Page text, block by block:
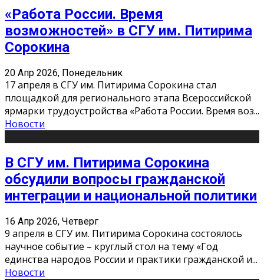
«Работа России. Время
возможностей» в СГУ им. Питирима
Сорокина
20 Апр 2026, Понедельник
17 апреля в СГУ им. Питирима Сорокина стал
площадкой для регионального этапа Всероссийской
ярмарки трудоустройства «Работа России. Время воз...
Новости
В СГУ им. Питирима Сорокина
обсудили вопросы гражданской
интеграции и национальной политики
16 Апр 2026, Четверг
9 апреля в СГУ им. Питирима Сорокина состоялось
научное событие – круглый стол на тему «Год
единства народов России и практики гражданской и...
Новости